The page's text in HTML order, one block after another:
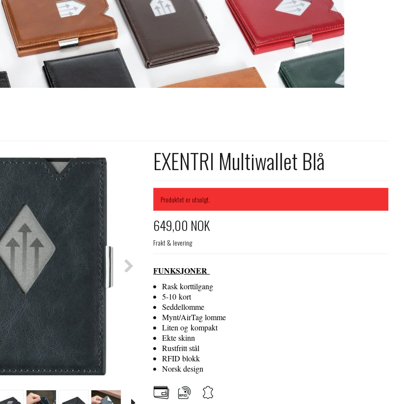
EXENTRI Multiwallet Blå
Produktet er utsolgt.
649,00 NOK
Frakt & levering
FUNKSJONER
Rask korttilgang
5-10 kort
Seddellomme
Mynt/AirTag lomme
Liten og kompakt
Ekte skinn
Rustfritt stål
RFID blokk
Norsk design